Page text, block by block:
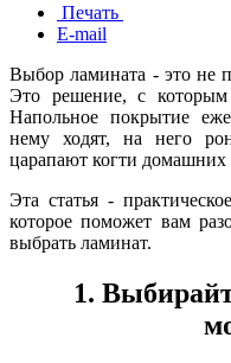
Печать
E-mail
Выбор ламината - это не
Это решение, с
Напольное покрытие
нему ходят, на него
царапают когти
Эта статья -
которое поможет вам
выбрать ламинат.
1.